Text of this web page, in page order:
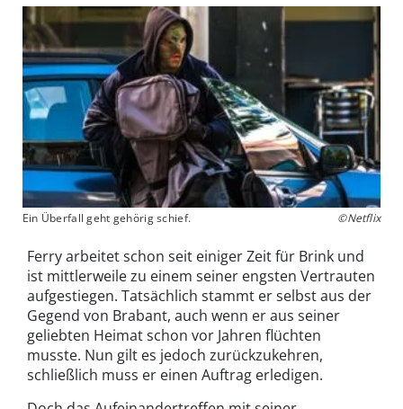
Ein Überfall geht gehörig schief. ©Netflix
Ferry arbeitet schon seit einiger Zeit für Brink und
ist mittlerweile zu einem seiner engsten Vertrauten
aufgestiegen. Tatsächlich stammt er selbst aus der
Gegend von Brabant, auch wenn er aus seiner
geliebten Heimat schon vor Jahren flüchten
musste. Nun gilt es jedoch zurückzukehren,
schließlich muss er einen Auftrag erledigen.